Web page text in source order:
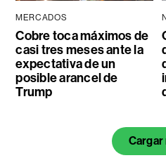
MERCADOS
Cobre toca máximos de
casi tres meses ante la
expectativa de un
posible arancel de
Trump
Cargar